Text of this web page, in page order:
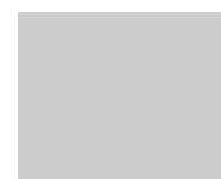
estrada